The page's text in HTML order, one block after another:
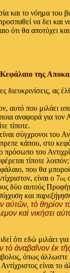
και το νόημα του
να δει και
ότι θα αποτύχει
Κεφάλαιο της
διευκρινίσεις, ας
αυτό που μιλάει
αναφορά για τον
τίποτε.
σύγχρονοι του
κάπου, στο
πρόσωπο του
τίποτε λοιπόν;
που θα
είναι ο 7ος
δύο αυτούς
και
αὐτῶν, τὸ θηρίον
καὶ νικήσει
ότι εδώ μιλάει
τὸ ἀναβαῖνον ἐκ
όπως
είναι το